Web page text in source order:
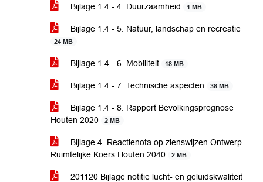
Bijlage 1.4 - 4. Duurzaamheid 1 MB
Bijlage 1.4 - 5. Natuur, landschap en recreatie
24 MB
Bijlage 1.4 - 6. Mobiliteit 18 MB
Bijlage 1.4 - 7. Technische aspecten 38 MB
Bijlage 1.4 - 8. Rapport Bevolkingsprognose
Houten 2020
2 MB
Bijlage 4. Reactienota op zienswijzen Ontwerp
Ruimtelijke Koers Houten 2040
2 MB
201120 Bijlage notitie lucht- en geluidskwaliteit